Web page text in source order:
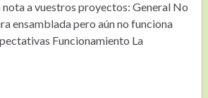
nota a vuestros proyectos: General No
ensamblada pero aún no funciona
Funcionamiento La